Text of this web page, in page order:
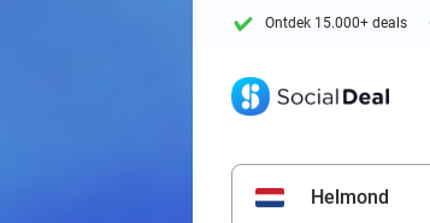
Ontdek 15.000+ deals
Helmond